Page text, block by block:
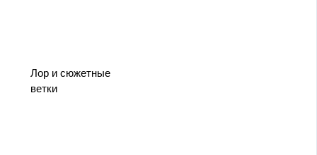
Лор и сюжетные
ветки